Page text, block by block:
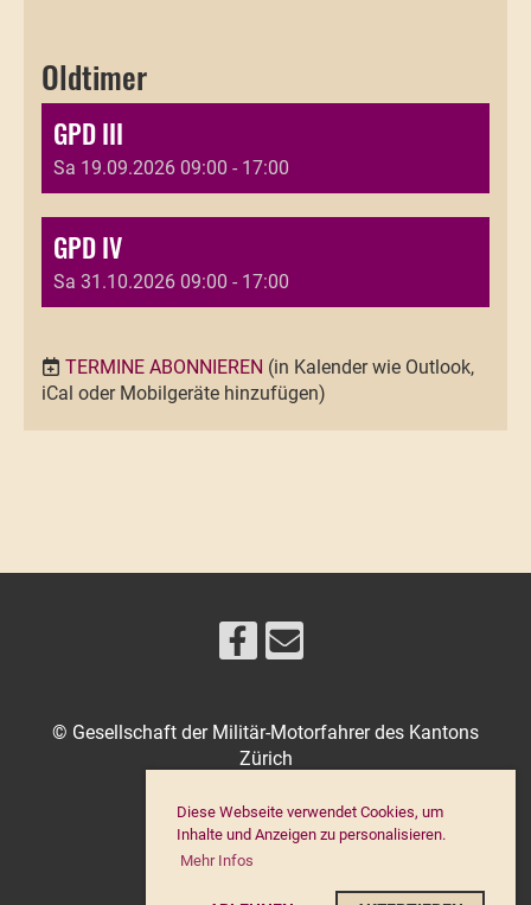
Diese Webseite verwendet Cookies, um
Inhalte und Anzeigen zu personalisieren.
Mehr Infos
Oldtimer
GPD III
Sa 19.09.2026 09:00 - 17:00
GPD IV
Sa 31.10.2026 09:00 - 17:00
TERMINE ABONNIEREN (in Kalender wie Outlook,
iCal oder Mobilgeräte hinzufügen)
© Gesellschaft der Militär-Motorfahrer des Kantons
Zürich
IMPRESSUM